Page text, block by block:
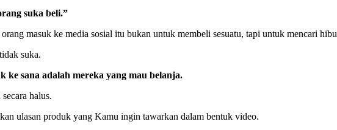
suka beli.”
masuk ke media sosial itu bukan untuk membeli sesuatu, tapi untuk mencari
suka.
ke sana adalah mereka yang mau belanja.
halus.
ulasan produk yang Kamu ingin tawarkan dalam bentuk video.